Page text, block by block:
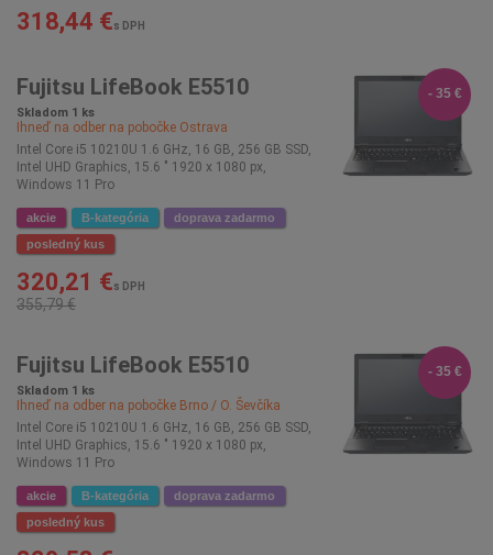
318,44 €s DPH
Fujitsu LifeBook E5510
Skladom 1 ks
Ihneď na odber na pobočke Ostrava
Intel Core i5 10210U 1.6 GHz, 16 GB, 256 GB SSD,
Intel UHD Graphics, 15.6 " 1920 x 1080 px,
Windows 11 Pro
akcie B-kategória
doprava zadarmo
posledný kus
- 35 €
320,21 €s DPH
355,79 €
Fujitsu LifeBook E5510
Skladom 1 ks
Ihneď na odber na pobočke Brno / O. Ševčíka
Intel Core i5 10210U 1.6 GHz, 16 GB, 256 GB SSD,
Intel UHD Graphics, 15.6 " 1920 x 1080 px,
Windows 11 Pro
akcie B-kategória
doprava zadarmo
posledný kus
- 35 €